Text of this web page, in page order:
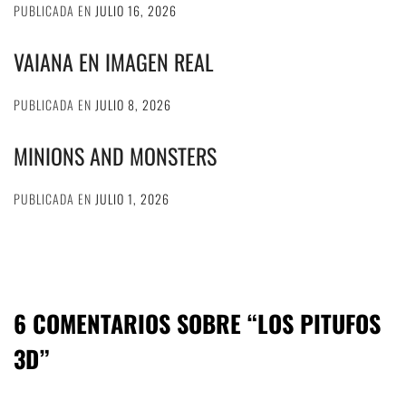
PUBLICADA EN JULIO 16, 2026
VAIANA EN IMAGEN REAL
PUBLICADA EN JULIO 8, 2026
MINIONS AND MONSTERS
PUBLICADA EN JULIO 1, 2026
6 COMENTARIOS SOBRE “LOS PITUFOS
3D”